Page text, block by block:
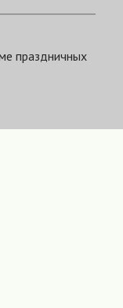
праздничных